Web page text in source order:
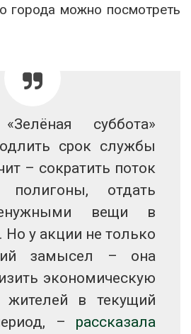
города можно посмотреть
суббота»
срок службы
– сократить поток
отдать
вещи в
Но у акции не только
замысел – она
экономическую
жителей в текущий
– рассказала